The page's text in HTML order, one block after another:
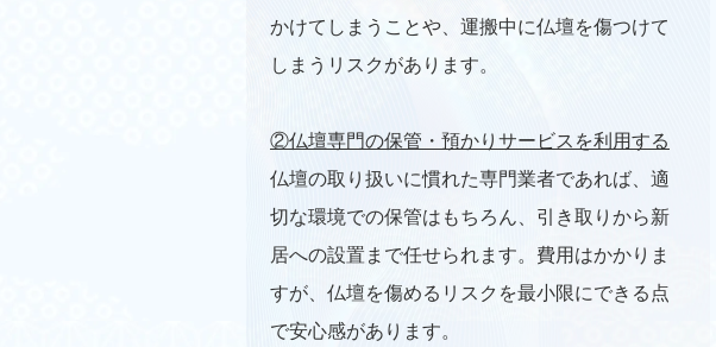
かけてしまうことや、運搬中に仏壇を傷つけて
しまうリスクがあります。
②仏壇専門の保管・預かりサービスを利用する
仏壇の取り扱いに慣れた専門業者であれば、適
切な環境での保管はもちろん、引き取りから新
居への設置まで任せられます。費用はかかりま
すが、仏壇を傷めるリスクを最小限にできる点
で安心感があります。